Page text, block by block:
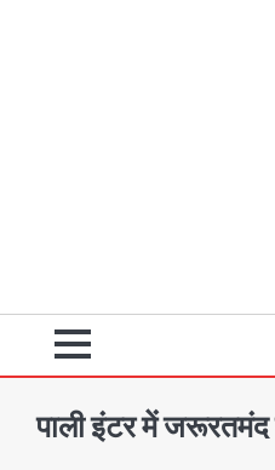
पाली इंटर में जरूरतमंद